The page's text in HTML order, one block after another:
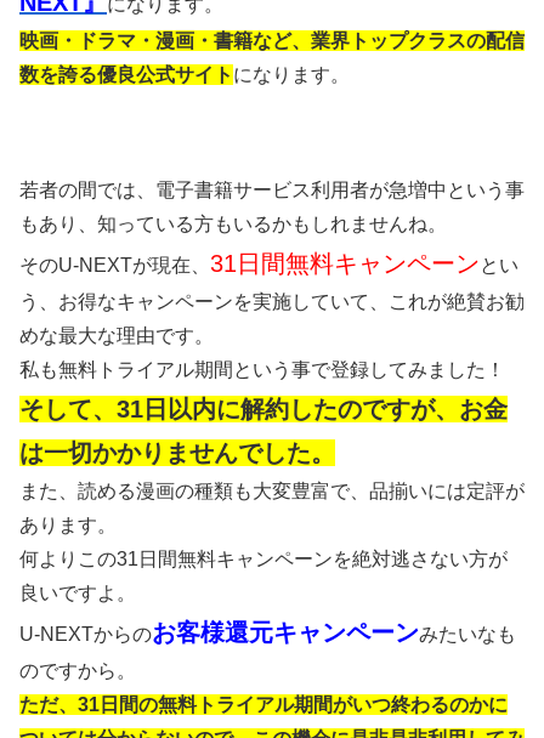
映画・ドラマ・漫画・書籍など、業界トップクラスの配信
数を誇る優良公式サイト になります。
若者の間では、電子書籍サービス利用者が急増中という事
もあり、知っている方もいるかもしれませんね。
そのU-NEXTが現在、 31日間無料キャンペーンとい
う、お得なキャンペーンを実施していて、これが絶賛お勧
めな最大な理由です。
私も無料トライアル期間という事で登録してみました！
そして、31日以内に解約したのですが、お金
は一切かかりませんでした。
また、読める漫画の種類も大変豊富で、品揃いには定評が
あります。
何よりこの31日間無料キャンペーンを絶対逃さない方が
良いですよ。
U-NEXTからのお客様還元キャンペーンみたいなも
のですから。
ただ、31日間の無料トライアル期間がいつ終わるのかに